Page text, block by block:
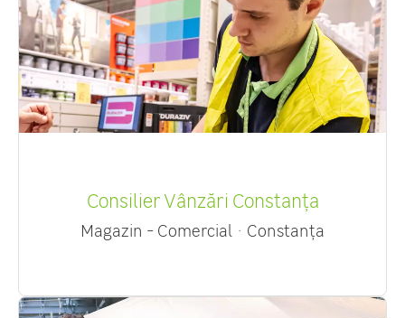
Consilier Vânzări Constanța
Magazin - Comercial · Constanța